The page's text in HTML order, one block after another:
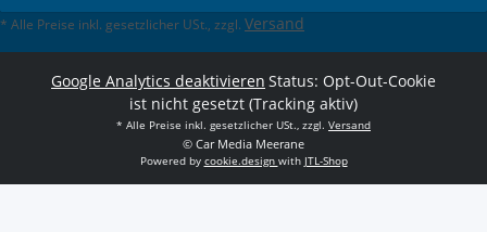
* Alle Preise inkl. gesetzlicher USt., zzgl. Versand
Google Analytics deaktivieren Status: Opt-Out-Cookie
ist nicht gesetzt (Tracking aktiv)
* Alle Preise inkl. gesetzlicher USt., zzgl. Versand
© Car Media Meerane
Powered by cookie.design with JTL-Shop